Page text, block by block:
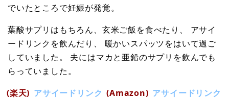
でいたところで妊娠が発覚。
葉酸サプリはもちろん、玄米ご飯を食べたり、 アサイ
ードリンクを飲んだり、 暖かいスパッツをはいて過ご
していました。 夫にはマカと亜鉛のサプリを飲んでも
らっていました。
(楽天) アサイードリンク (Amazon) アサイードリンク